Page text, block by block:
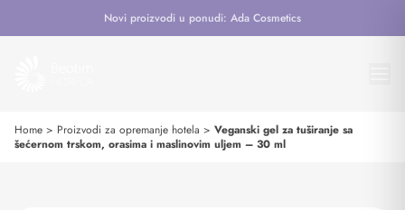
Novi proizvodi u ponudi: Ada Cosmetics
Home > Proizvodi za opremanje hotela > Veganski gel za tuširanje sa
šećernom trskom, orasima i maslinovim uljem – 30 ml